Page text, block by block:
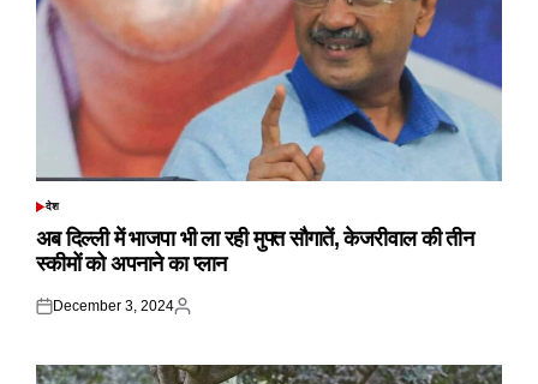
POSTED
देश
अब दिल्ली में भाजपा भी ला रही मुफ्त सौगातें, केजरीवाल की तीन
स्कीमों को अपनाने का प्लान
Posted
December 3, 2024
Posted